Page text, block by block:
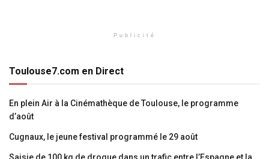
Publicité
Toulouse7.com en Direct
En plein Air à la Cinémathèque de Toulouse, le programme
d’août
Cugnaux, le jeune festival programmé le 29 août